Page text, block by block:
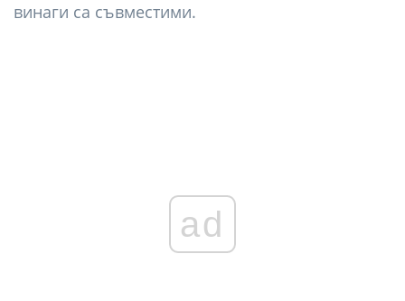
винаги са съвместими.
ad